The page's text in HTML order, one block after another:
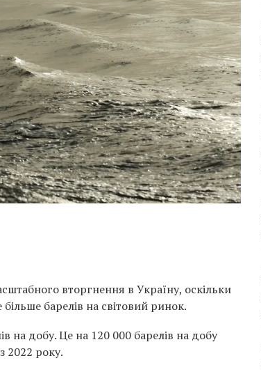
вторгнення в Україну, оскільки
барелів на світовий ринок.
на добу. Це на 120 000 барелів на добу
2022 року.